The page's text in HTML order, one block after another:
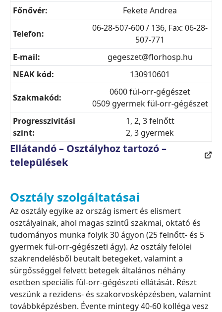
Főnővér: Fekete Andrea
Telefon:
06-28-507-600 / 136, Fax: 06-28-
507-771
E-mail:
gegeszet@florhosp.hu
NEAK kód:
130910601
Szakmakód:
0600 fül-orr-gégészet
0509 gyermek fül-orr-gégészet
Progresszivitási
szint:
1, 2, 3 felnőtt
2, 3 gyermek
Ellátandó – Osztályhoz tartozó –
települések
Osztály szolgáltatásai
Az osztály egyike az ország ismert és elismert
osztályainak, ahol magas szintű szakmai, oktató és
tudományos munka folyik 30 ágyon (25 felnőtt- és 5
gyermek fül-orr-gégészeti ágy). Az osztály felölei
szakrendelésből beutalt betegeket, valamint a
sürgősséggel felvett betegek általános néhány
esetben speciális fül-orr-gégészeti ellátását. Részt
veszünk a rezidens- és szakorvosképzésben, valamint
továbbképzésben. Évente mintegy 40-60 kolléga vesz